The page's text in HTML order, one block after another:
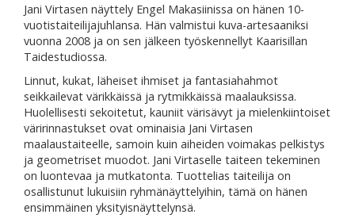
Jani Virtasen näyttely Engel Makasiinissa on hänen 10-
vuotistaiteilijajuhlansa. Hän valmistui kuva-artesaaniksi
vuonna 2008 ja on sen jälkeen työskennellyt Kaarisillan
Taidestudiossa.
Linnut, kukat, läheiset ihmiset ja fantasiahahmot
seikkailevat värikkäissä ja rytmikkäissä maalauksissa.
Huolellisesti sekoitetut, kauniit värisävyt ja mielenkiintoiset
väririnnastukset ovat ominaisia Jani Virtasen
maalaustaiteelle, samoin kuin aiheiden voimakas pelkistys
ja geometriset muodot. Jani Virtaselle taiteen tekeminen
on luontevaa ja mutkatonta. Tuottelias taiteilija on
osallistunut lukuisiin ryhmänäyttelyihin, tämä on hänen
ensimmäinen yksityisnäyttelynsä.